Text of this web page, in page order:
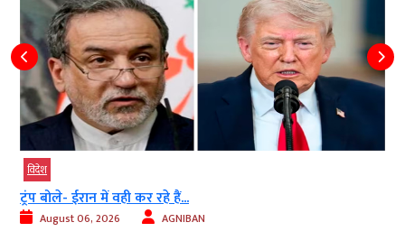
विदेश
ट्रंप बोले- ईरान में वही कर रहे हैं...
August 06, 2026 AGNIBAN